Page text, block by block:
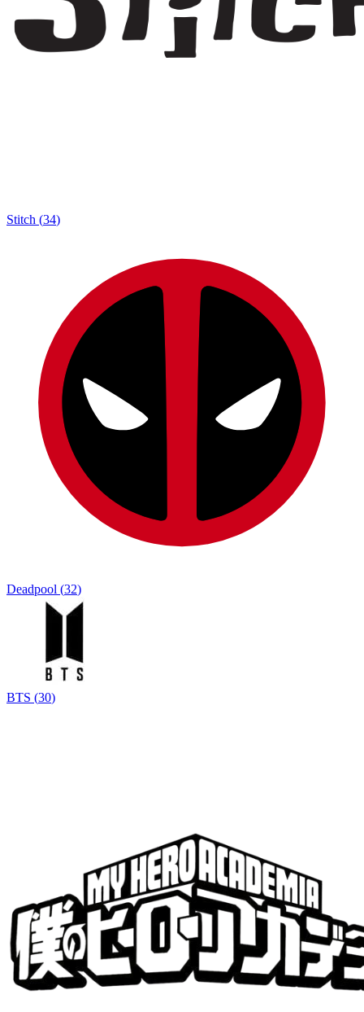
Stitch (34)
Deadpool (32)
BTS (30)